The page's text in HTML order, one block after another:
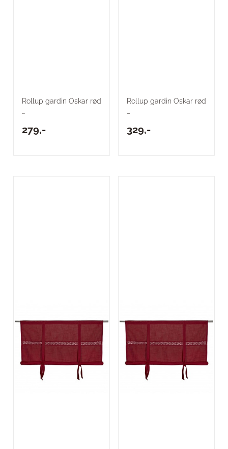
Rollup gardin Oskar rød
279,-
Rollup gardin Oskar rød
329,-